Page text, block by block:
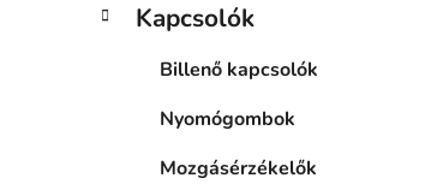
Kapcsolók
Billenő kapcsolók
Nyomógombok
Mozgásérzékelők